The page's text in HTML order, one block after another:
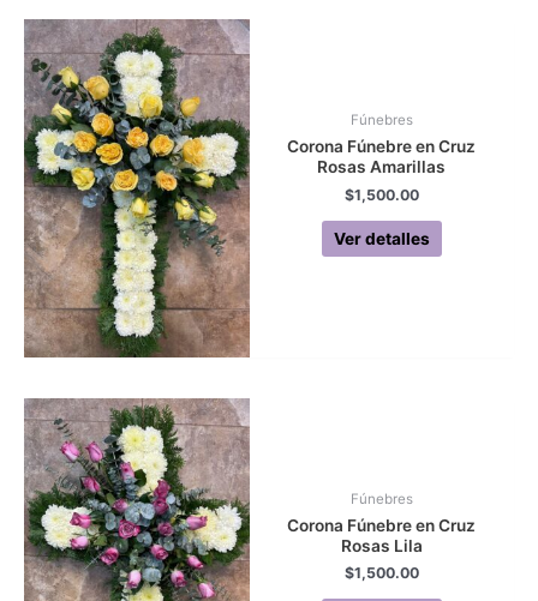
Fúnebres
Corona Fúnebre en Cruz
Rosas Amarillas
$1,500.00
Ver detalles
Fúnebres
Corona Fúnebre en Cruz
Rosas Lila
$1,500.00